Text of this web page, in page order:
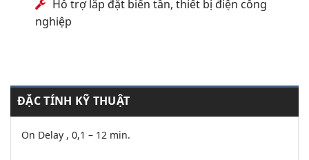
Hỗ trợ lắp đặt biến tần, thiết bị điện công
nghiệp
ĐẶC TÍNH KỸ THUẬT
On Delay , 0,1 – 12 min.